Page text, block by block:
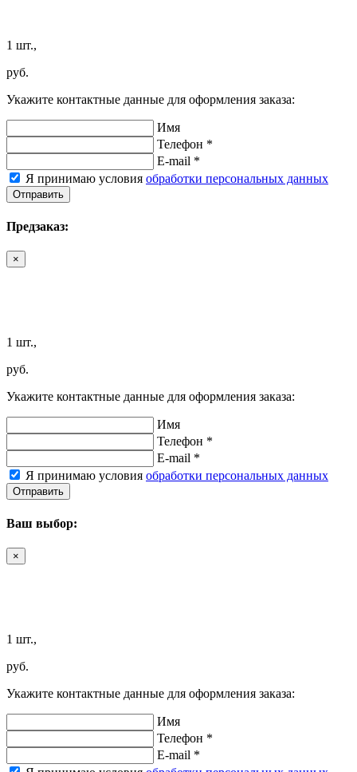
1 шт.,
руб.
Укажите контактные данные для оформления заказа:
Имя
Телефон *
E-mail *
Я принимаю условия обработки персональных данных
Отправить
Предзаказ:
×
1 шт.,
руб.
Укажите контактные данные для оформления заказа:
Имя
Телефон *
E-mail *
Я принимаю условия обработки персональных данных
Отправить
Ваш выбор:
×
1 шт.,
руб.
Укажите контактные данные для оформления заказа:
Имя
Телефон *
E-mail *